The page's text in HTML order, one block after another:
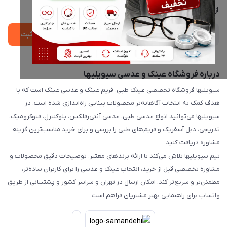
درباره ما
از جدید‌ترین تخفیف‌ها با‌ خبر شوید
ثبت
درباره فروشگاه عینک و عدسی سیویلیها
سیویلیها فروشگاه تخصصی عینک طبی، فریم عینک و عدسی عینک است که با
هدف کمک به انتخاب آگاهانه‌تر محصولات بینایی راه‌اندازی شده است. در
سیویلیها می‌توانید انواع عدسی طبی، عدسی آنتی‌رفلکس، بلوکنترل، فتوکرومیک،
تدریجی، دبل آسفریک و فریم‌های طبی را بررسی و برای خرید مناسب‌ترین گزینه
مشاوره دریافت کنید.
تیم سیویلیها تلاش می‌کند با ارائه برندهای معتبر، توضیحات دقیق محصولات و
مشاوره تخصصی قبل از خرید، انتخاب عینک و عدسی را برای کاربران ساده‌تر،
مطمئن‌تر و سریع‌تر کند. امکان ارسال در تهران و سراسر کشور و پشتیبانی از طریق
واتساپ برای راهنمایی بهتر مشتریان فراهم است.